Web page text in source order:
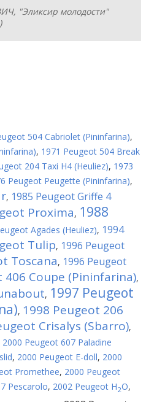
"Эликсир молодости"
504 Cabriolet (Pininfarina),
, 1971 Peugeot 504 Break
204 Taxi H4 (Heuliez), 1973
Peugeot Peugette (Pininfarina),
, 1985 Peugeot Griffe 4
Proxima, 1988
Agades (Heuliez), 1994
Tulip, 1996 Peugeot
Toscana, 1996 Peugeot
406 Coupe (Pininfarina),
, 1997 Peugeot
, 1998 Peugeot 206
Crisalys (Sbarro),
2000 Peugeot 607 Paladine
, 2000 Peugeot E-doll, 2000
Promethee, 2000 Peugeot
Pescarolo, 2002 Peugeot H2O,